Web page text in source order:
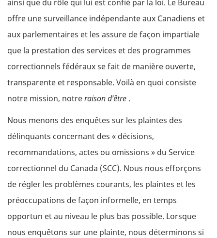
ainsi que du rôle qui lui est confié par la loi. Le Bureau
offre une surveillance indépendante aux Canadiens et
aux parlementaires et les assure de façon impartiale
que la prestation des services et des programmes
correctionnels fédéraux se fait de manière ouverte,
transparente et responsable. Voilà en quoi consiste
notre mission, notreraison d’être .
Nous menons des enquêtes sur les plaintes des
délinquants concernant des « décisions,
recommandations, actes ou omissions » du Service
correctionnel du Canada (SCC). Nous nous efforçons
de régler les problèmes courants, les plaintes et les
préoccupations de façon informelle, en temps
opportun et au niveau le plus bas possible. Lorsque
nous enquêtons sur une plainte, nous déterminons si